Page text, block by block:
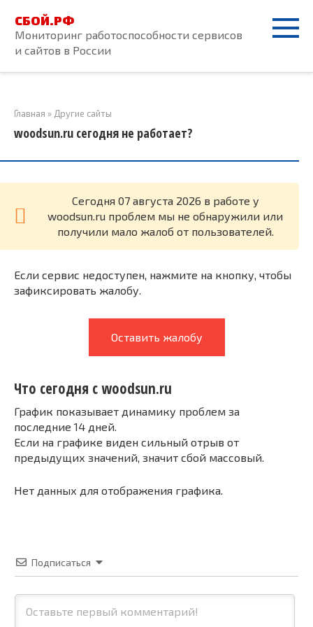
контенту
СБОЙ.РФ
Мониторинг работоспособности сервисов
и сайтов в России
Главная » Другие сайты
woodsun.ru сегодня не работает?
Cегодня 07 августа 2026 в работе у
woodsun.ru проблем мы не обнаружили или
получили мало жалоб от пользователей.
Если сервис недоступен, нажмите на кнопку, чтобы
зафиксировать жалобу.
Оставить жалобу
Что сегодня с woodsun.ru
График показывает динамику проблем за
последние 14 дней.
Если на графике виден сильный отрыв от
предыдущих значений, значит сбой массовый.
Нет данных для отображения графика.
Подписаться